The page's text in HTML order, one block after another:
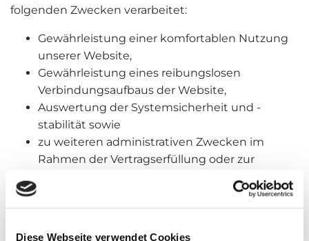
Diese Webseite verwendet Cookies
folgenden Zwecken verarbeitet:
Gewährleistung einer komfortablen Nutzung
unserer Website,
Gewährleistung eines reibungslosen
Verbindungsaufbaus der Website,
Auswertung der Systemsicherheit und -
stabilität sowie
zu weiteren administrativen Zwecken im
Rahmen der Vertragserfüllung oder zur
aufsichtsbehördlicher Anforderungen an uns.